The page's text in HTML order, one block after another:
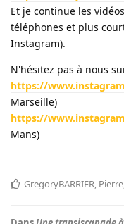
Et je continue les
téléphones et plus
Instagram).
N'hésitez pas à nous
https://
Marseille)
https://
Mans)
GregoryBARRIER, Pierre